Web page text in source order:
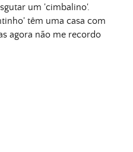
um 'cimbalino'.
têm uma casa com
agora não me recordo